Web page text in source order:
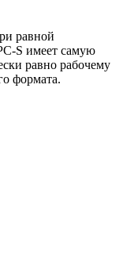
равной
S имеет самую
равно рабочему
формата.